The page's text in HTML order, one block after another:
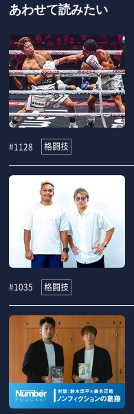
あわせて読みたい
#1128 格闘技
#1035 格闘技